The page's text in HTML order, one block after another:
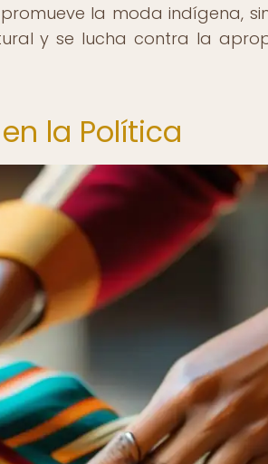
la moda indígena,
y se lucha contra la
la Política